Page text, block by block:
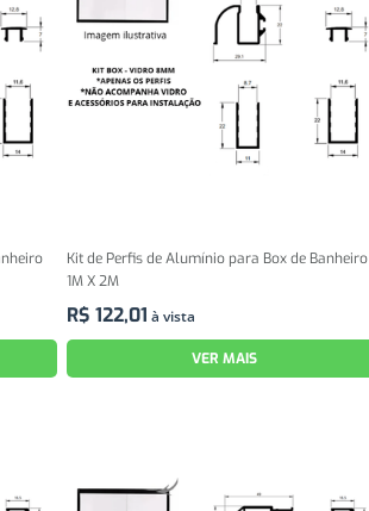
Kit de Perfis de Alumínio para Box de Banheiro
1M X 2M
R$ 122,01 à vista
VER MAIS